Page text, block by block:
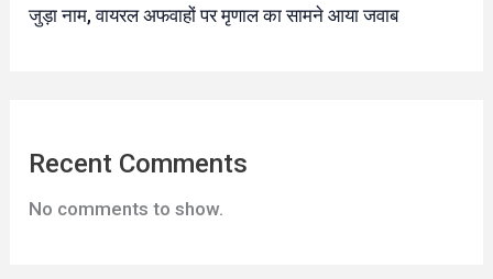
जुड़ा नाम, वायरल अफवाहों पर मृणाल का सामने आया जवाब
Recent Comments
No comments to show.